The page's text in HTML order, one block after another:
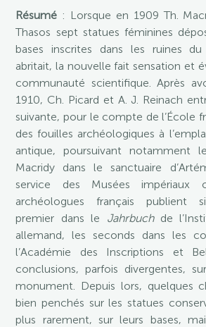
Résumé : Lorsque en 1909 Th.
Thasos sept statues féminines
bases inscrites dans les ruines
abritait, la nouvelle fait sensation et
communauté scientifique. Après
1910, Ch. Picard et A. J. Reinach
suivante, pour le compte de l’École
des fouilles archéologiques à
antique, poursuivant notamment
Macridy dans le sanctuaire
service des Musées impériaux
archéologues français publient
premier dans le Jahrbuchde
allemand, les seconds dans les
l’Académie des Inscriptions et
conclusions, parfois divergentes,
monument. Depuis lors, quelques
bien penchés sur les statues
plus rarement, sur leurs bases,